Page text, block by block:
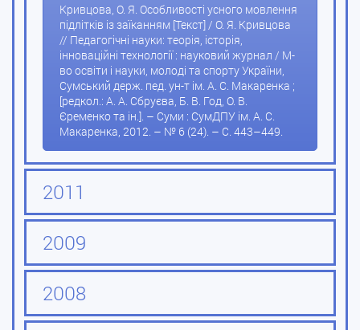
Кривцова, О. Я. Особливості усного мовлення
підлітків із заїканням [Текст] / О. Я. Кривцова
// Педагогічні науки: теорія, історія,
інноваційні технології : науковий журнал / М-
во освіти і науки, молоді та спорту України,
Сумський держ. пед. ун-т ім. А. С. Макаренка ;
[редкол.: А. А. Сбруєва, Б. В. Год, О. В.
Єременко та ін.]. – Суми : СумДПУ ім. А. С.
Макаренка, 2012. – № 6 (24). – С. 443–449.
2011
2009
2008